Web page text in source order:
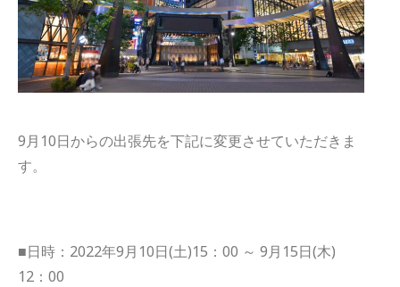
9月10日からの出張先を下記に変更させていただきま
す。
■日時：2022年9月10日(土)15：00 ～ 9月15日(木)
12：00